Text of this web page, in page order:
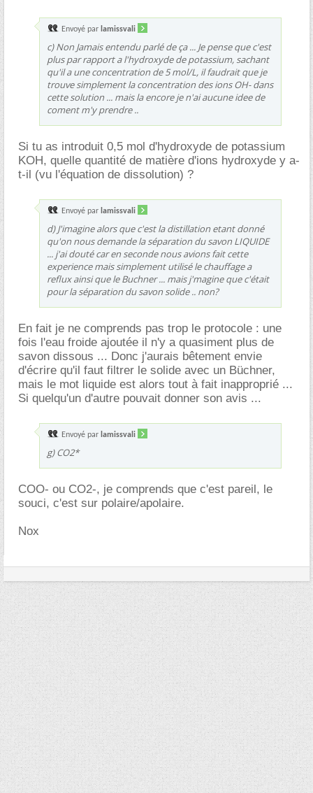
Envoyé par lamissvali
c) Non Jamais entendu parlé de ça ... Je pense que c'est
plus par rapport a l'hydroxyde de potassium, sachant
qu'il a une concentration de 5 mol/L, il faudrait que je
trouve simplement la concentration des ions OH- dans
cette solution ... mais la encore je n'ai aucune idee de
coment m'y prendre ..
Si tu as introduit 0,5 mol d'hydroxyde de potassium
KOH, quelle quantité de matière d'ions hydroxyde y a-
t-il (vu l'équation de dissolution) ?
Envoyé par lamissvali
d) J'imagine alors que c'est la distillation etant donné
qu'on nous demande la séparation du savon LIQUIDE
... j'ai douté car en seconde nous avions fait cette
experience mais simplement utilisé le chauffage a
reflux ainsi que le Buchner ... mais j'magine que c'était
pour la séparation du savon solide .. non?
En fait je ne comprends pas trop le protocole : une
fois l'eau froide ajoutée il n'y a quasiment plus de
savon dissous ... Donc j'aurais bêtement envie
d'écrire qu'il faut filtrer le solide avec un Büchner,
mais le mot liquide est alors tout à fait inapproprié ...
Si quelqu'un d'autre pouvait donner son avis ...
Envoyé par lamissvali
g) CO2*
COO- ou CO2-, je comprends que c'est pareil, le
souci, c'est sur polaire/apolaire.
Nox